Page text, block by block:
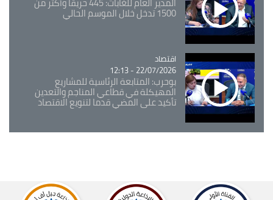
1500 تدخل خلال الموسم الحالي
Catégorie
اقتصاد
22/07/2026 - 12:13
بوحرب: المتابعة الرئاسية للمشاريع
المهيكلة في قطاعي المناجم والتعدين
تأكيد على المضي قدما لتنويع الاقتصاد